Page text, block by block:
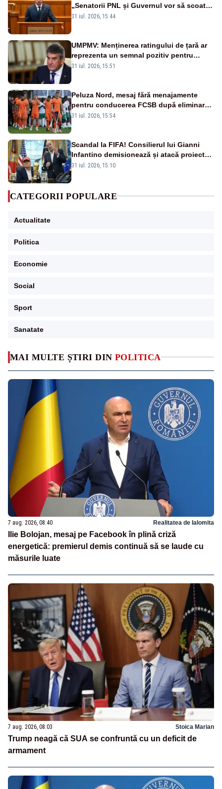
MAI MULTE ȘTIRI DIN POLITICA
7 aug. 2026, 08:40 Realitatea de Ialomita
Ilie Bolojan, mesaj pe Facebook în plină criză
energetică: premierul demis continuă să se laude cu
măsurile luate
7 aug. 2026, 08:03 Stoica Marian
Trump neagă că SUA se confruntă cu un deficit de
armament
„Senatorii PNL și Guvernul vor să scoată
la vânzare bunuri publice pentru a stinge
31 iul. 2026, 15:44
UMPMV: Menținerea ratingului de țară ar
reprezenta un semnal pozitiv pentru
România. Autoritățile trebuie să continue
31 iul. 2026, 15:51
Peluza Nord, mesaj fără menajamente
pentru conducerea FCSB după eliminarea
rușinoasă din Conference League
31 iul. 2026, 15:54
Scandal la FIFA! Consilierul lui Gianni
Infantino demisionează și atacă proiectul
privind investitorii străini
31 iul. 2026, 15:10
CATEGORII POPULARE
Actualitate
Politica
Economie
Social
Sport
Sanatate